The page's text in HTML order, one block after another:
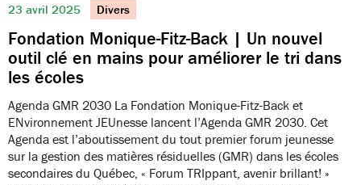
23 avril 2025 Divers
Fondation Monique-Fitz-Back | Un nouvel
outil clé en mains pour améliorer le tri dans
les écoles
Agenda GMR 2030 La Fondation Monique-Fitz-Back et
ENvironnement JEUnesse lancent l’Agenda GMR 2030. Cet
Agenda est l’aboutissement du tout premier forum jeunesse
sur la gestion des matières résiduelles (GMR) dans les écoles
secondaires du Québec, « Forum TRIppant, avenir brillant! »